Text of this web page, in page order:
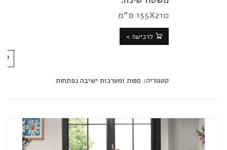
155X210 ס”מ
לרכישה >
קטגוריה: ספות ומערכות ישיבה נפתחות